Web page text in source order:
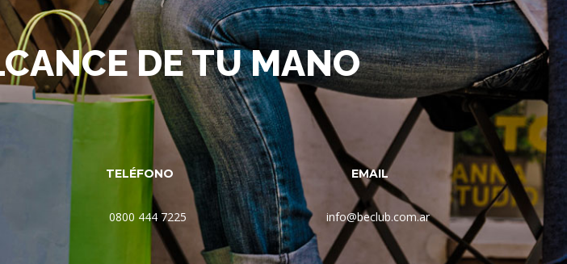
DE TU MANO
TELÉFONO
0800 444 7225
EMAIL
info@beclub.com.ar